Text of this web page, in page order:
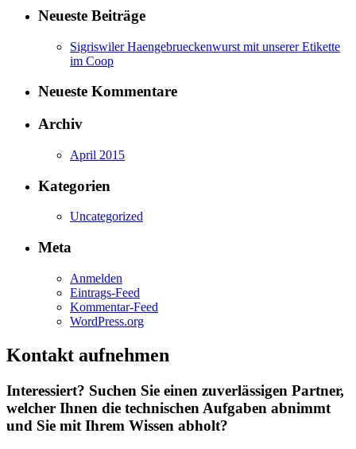
Neueste Beiträge
Sigriswiler Haengebrueckenwurst mit unserer Etikette
im Coop
Neueste Kommentare
Archiv
April 2015
Kategorien
Uncategorized
Meta
Anmelden
Eintrags-Feed
Kommentar-Feed
WordPress.org
Kontakt aufnehmen
Interessiert? Suchen Sie einen zuverlässigen Partner,
welcher Ihnen die technischen Aufgaben abnimmt
und Sie mit Ihrem Wissen abholt?